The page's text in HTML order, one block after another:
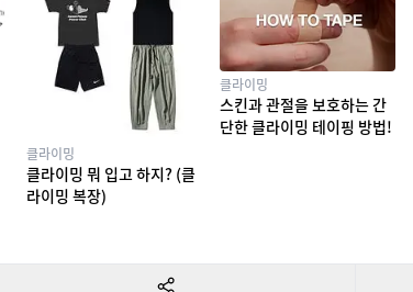
클라이밍
클라이밍 뭐 입고 하지? (클
라이밍 복장)
클라이밍
스킨과 관절을 보호하는 간
단한 클라이밍 테이핑 방법!